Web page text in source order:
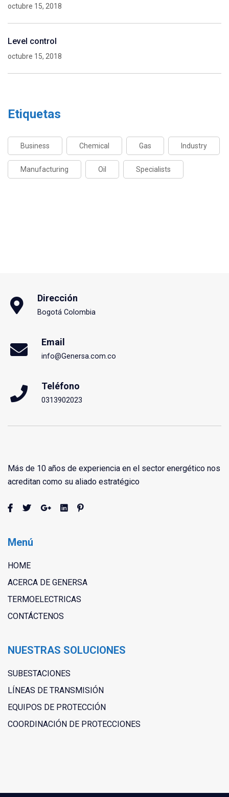
octubre 15, 2018
Level control
octubre 15, 2018
Etiquetas
Business Chemical Gas Industry
Manufacturing Oil Specialists
Dirección
Bogotá Colombia
Email
info@Genersa.com.co
Teléfono
0313902023
Más de 10 años de experiencia en el sector energético nos
acreditan como su aliado estratégico
Menú
HOME
ACERCA DE GENERSA
TERMOELECTRICAS
CONTÁCTENOS
NUESTRAS SOLUCIONES
SUBESTACIONES
LÍNEAS DE TRANSMISIÓN
EQUIPOS DE PROTECCIÓN
COORDINACIÓN DE PROTECCIONES